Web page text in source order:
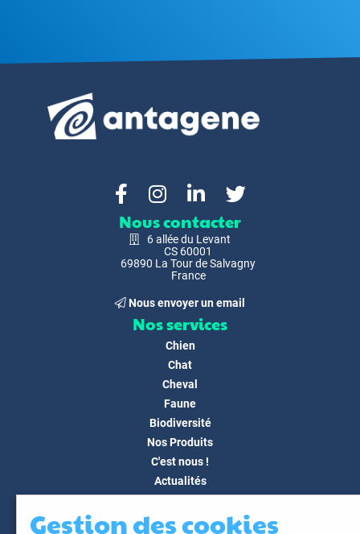
Nous contacter
6 allée du Levant
CS 60001
69890 La Tour de Salvagny
France
Nous envoyer un email
Nos services
Chien
Chat
Cheval
Faune
Biodiversité
Nos Produits
C'est nous !
Actualités
FAQ
Gestion des cookies